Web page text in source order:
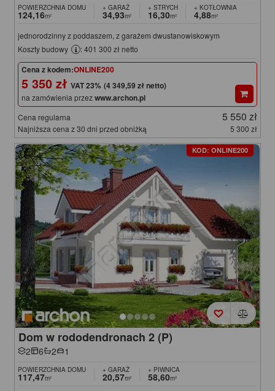
POWIERZCHNIA DOMU
124,16m²
+ GARAŻ
34,93m²
+ STRYCH
16,30m²
+ KOTŁOWNIA
4,88m²
jednorodzinny z poddaszem, z garażem dwustanowiskowym
Koszty budowy
: 401 300 zł netto
Cena z kodem:ONLINE200
5 350 zł (4 349,59 zł netto)
na zamówienia przezwww.archon.pl
Cena regularna 5 550 zł
Najniższa cena z 30 dni przed obniżką 5 300 zł
KOD: ONLINE200
Dom w rododendronach 2 (P)
2 6 2 1
POWIERZCHNIA DOMU
117,47m²
+ GARAŻ
20,57m²
+ PIWNICA
58,60m²